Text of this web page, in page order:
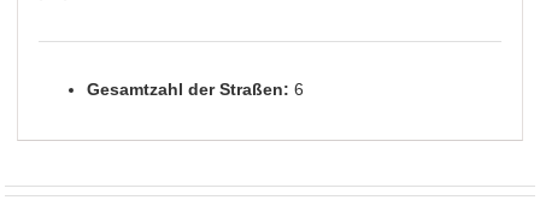
Gesamtzahl der Straßen: 6